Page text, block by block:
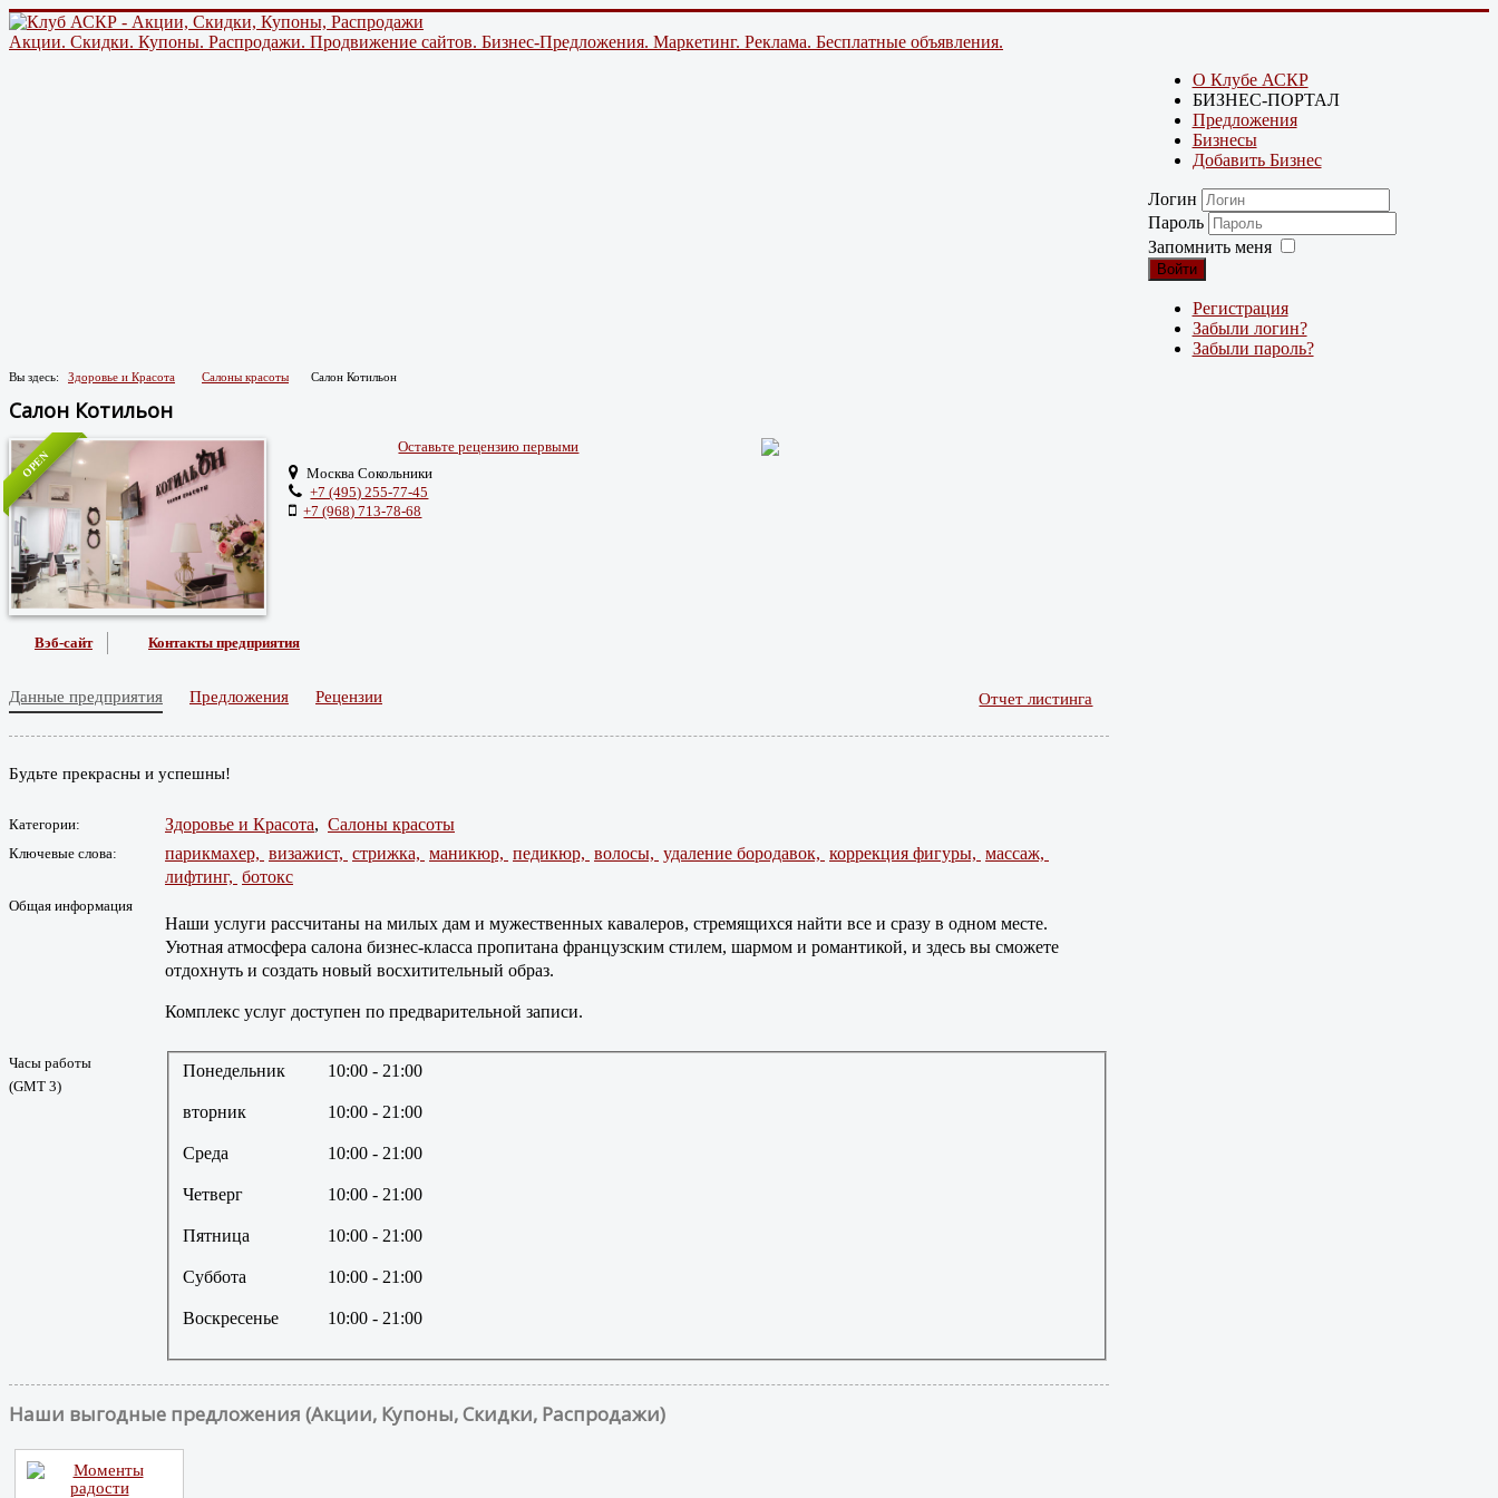
Акции. Скидки. Купоны. Распродажи. Продвижение сайтов. Бизнес-Предложения. Маркетинг. Реклама. Бесплатные объявления.
Вы здесь: Здоровье и Красота Салоны красоты Салон Котильон
Салон Котильон
OPEN
Оставьте рецензию первыми
Москва Сокольники
+7 (495) 255-77-45
+7 (968) 713-78-68
Вэб-сайт Контакты предприятия
Данные предприятия Предложения Рецензии Отчет листинга
Будьте прекрасны и успешны!
Категории: Здоровье и Красота, Салоны красоты
Ключевые слова: парикмахер, визажист, стрижка, маникюр, педикюр, волосы, удаление бородавок, коррекция фигуры, массаж,
лифтинг, ботокс
Общая информация
Наши услуги рассчитаны на милых дам и мужественных кавалеров, стремящихся найти все и сразу в одном месте.
Уютная атмосфера салона бизнес-класса пропитана французским стилем, шармом и романтикой, и здесь вы сможете
отдохнуть и создать новый восхитительный образ.
Комплекс услуг доступен по предварительной записи.
Часы работы
(GMT 3)
Понедельник 10:00 - 21:00
вторник 10:00 - 21:00
Среда 10:00 - 21:00
Четверг 10:00 - 21:00
Пятница 10:00 - 21:00
Суббота 10:00 - 21:00
Воскресенье 10:00 - 21:00
Наши выгодные предложения (Акции, Купоны, Скидки, Распродажи)
О Клубе АСКР
БИЗНЕС-ПОРТАЛ
Предложения
Бизнесы
Добавить Бизнес
Логин
Пароль
Запомнить меня
Войти
Регистрация
Забыли логин?
Забыли пароль?